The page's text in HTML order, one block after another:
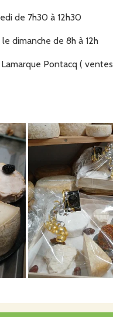
de 7h30 à 12h30
dimanche de 8h à 12h
Pontacq (